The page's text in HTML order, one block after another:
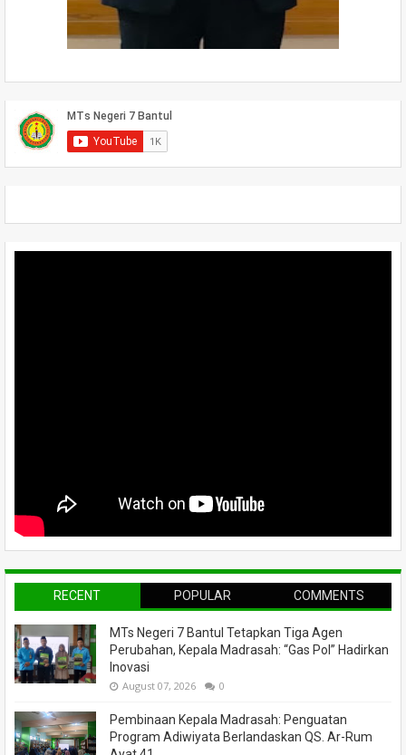
RECENT POPULAR COMMENTS
MTs Negeri 7 Bantul Tetapkan Tiga Agen
Perubahan, Kepala Madrasah: “Gas Pol” Hadirkan
Inovasi
August 07, 2026 0
Pembinaan Kepala Madrasah: Penguatan
Program Adiwiyata Berlandaskan QS. Ar-Rum